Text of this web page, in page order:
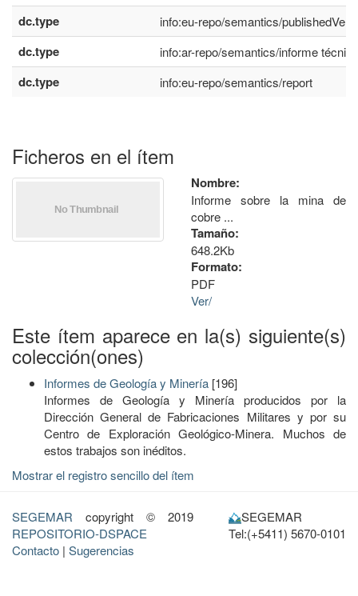
dc.type info:eu-repo/semantics/
dc.type info:ar-repo/semantics/informe técnico
dc.type info:eu-repo/semantics/report
Ficheros en el ítem
Nombre:
Informe sobre la mina de
cobre ...
Tamaño:
648.2Kb
Formato:
PDF
Ver/
Este ítem aparece en la(s) siguiente(s)
colección(ones)
Informes de Geología y Minería [196]
Informes de Geología y Minería producidos por la
Dirección General de Fabricaciones Militares y por su
Centro de Exploración Geológico-Minera. Muchos de
estos trabajos son inéditos.
Mostrar el registro sencillo del ítem
SEGEMAR copyright © 2019
REPOSITORIO-DSPACE
Contacto | Sugerencias
SEGEMAR
Tel:(+5411) 5670-0101